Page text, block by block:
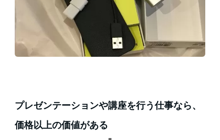
プレゼンテーションや講座を行う仕事なら、
価格以上の価値がある